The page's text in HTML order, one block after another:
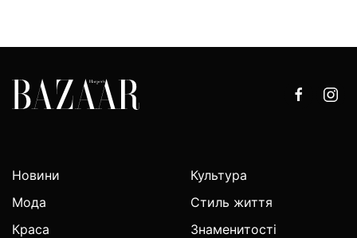
Новини
Мода
Краса
Культура
Стиль життя
Знаменитості